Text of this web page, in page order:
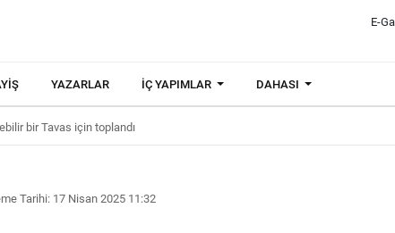
E-
YAZARLAR İÇ YAPIMLAR DAHASI
bir Tavas için toplandı
Tarihi: 17 Nisan 2025 11:32